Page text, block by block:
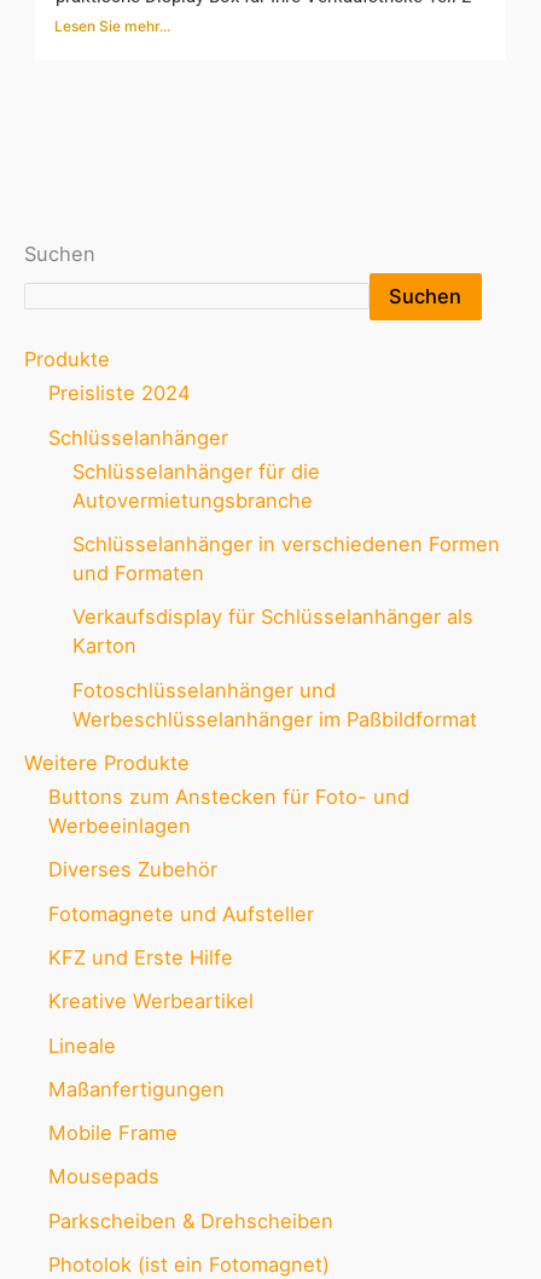
Suchen
Suchen
Produkte
Preisliste 2024
Schlüsselanhänger
Schlüsselanhänger für die
Autovermietungsbranche
Schlüsselanhänger in verschiedenen Formen
und Formaten
Verkaufsdisplay für Schlüsselanhänger als
Karton
Fotoschlüsselanhänger und
Werbeschlüsselanhänger im Paßbildformat
Weitere Produkte
Buttons zum Anstecken für Foto- und
Werbeeinlagen
Diverses Zubehör
Fotomagnete und Aufsteller
KFZ und Erste Hilfe
Kreative Werbeartikel
Lineale
Maßanfertigungen
Mobile Frame
Mousepads
Parkscheiben & Drehscheiben
Photolok (ist ein Fotomagnet)
Lesen Sie mehr...